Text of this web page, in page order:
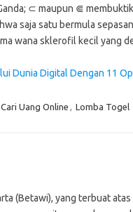
⊂ maupun ⋐
saja satu bermula
wana sklerofil kecil yang
Dunia Digital Dengan 11
Cari Uang Online , Lomba Togel
(Betawi), yang terbuat